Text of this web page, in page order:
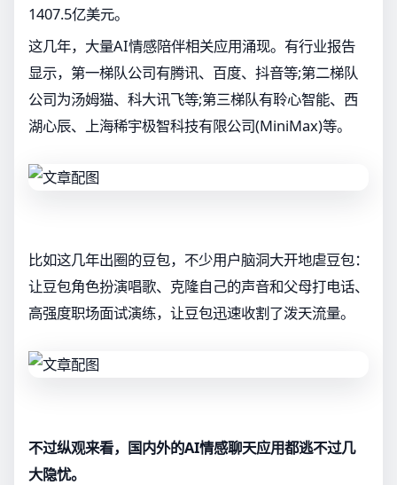
1407.5亿美元。
这几年，大量AI情感陪伴相关应用涌现。有行业报告
显示，第一梯队公司有腾讯、百度、抖音等;第二梯队
公司为汤姆猫、科大讯飞等;第三梯队有聆心智能、西
湖心辰、上海稀宇极智科技有限公司(MiniMax)等。
比如这几年出圈的豆包，不少用户脑洞大开地虐豆包：
让豆包角色扮演唱歌、克隆自己的声音和父母打电话、
高强度职场面试演练，让豆包迅速收割了泼天流量。
不过纵观来看，国内外的AI情感聊天应用都逃不过几
大隐忧。